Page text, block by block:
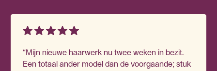
“Mijn nieuwe haarwerk nu twee weken in bezit.
Een totaal ander model dan de voorgaande; stuk